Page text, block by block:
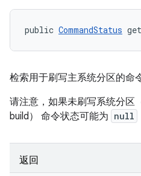
public CommandStatus
检索用于刷写主系统分区的命
请注意，如果未刷写系统分区
build） 命令状态可能为 null
返回